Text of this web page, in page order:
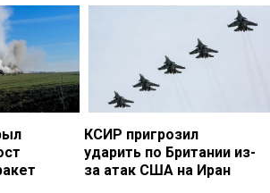
КСИР пригрозил
ударить по Британии из-
за атак США на Иран